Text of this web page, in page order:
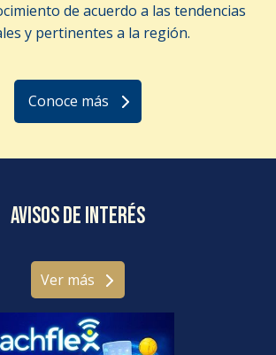
de acuerdo a las tendencias
y pertinentes a la región.
Conoce más
Avisos de interés
Ver más